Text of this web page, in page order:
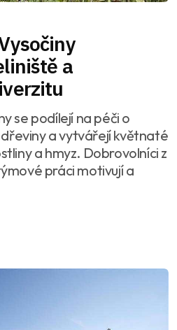
a
se podílejí na péči o
a vytvářejí květnaté
a hmyz. Dobrovolníci z
práci motivují a